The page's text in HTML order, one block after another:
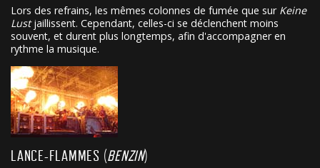
Lors des refrains, les mêmes colonnes de fumée que sur Keine
Lustjaillissent. Cependant, celles-ci se déclenchent moins
souvent, et durent plus longtemps, afin d'accompagner en
rythme la musique.
LANCE-FLAMMES (BENZIN)